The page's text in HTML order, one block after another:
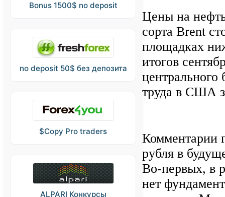
Bonus 1500$ no deposit
no deposit 50$ без депозита
$Copy Pro traders
ALPARI Конкурсы
Цены на
сорта Brent
площадках
итогов
центрального
труда в США
Комментарии
рубля в
Во-первых, в
нет